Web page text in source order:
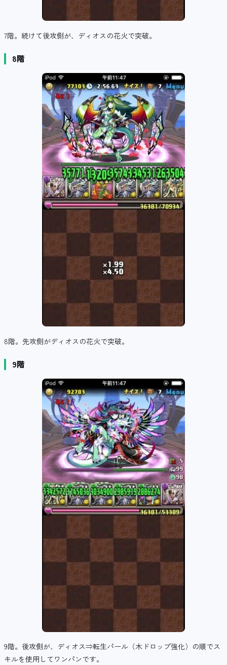
7階。続けて後攻側が、ディオスの花火で突破。
8階
8階。先攻側がディオスの花火で突破。
9階
9階。後攻側が、ディオス⇒転生パール（木ドロップ強化）の順でス
キルを使用してワンパンです。